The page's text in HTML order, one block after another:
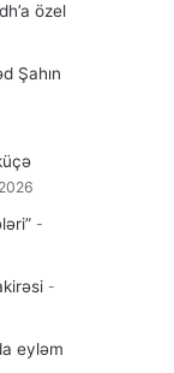
özel
Şahın
eyləm